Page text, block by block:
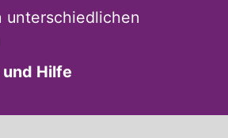
unterschiedlichen
Hilfe